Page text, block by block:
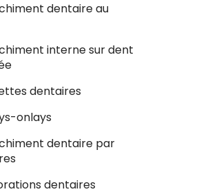
dentaire au
interne sur dent
dentaires
onlays
dentaire par
dentaires